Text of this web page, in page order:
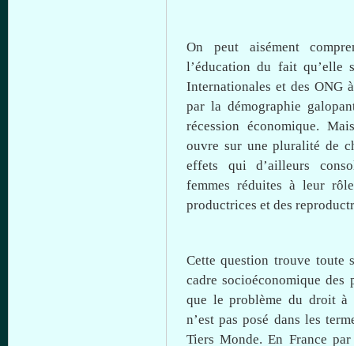
On peut aisément
l’éducation du fait qu’elle
Internationales et des ONG à
par la démographie
récessionéconomique.
ouvre sur une pluralité de
effets qui d’ailleurs
femmes réduitesà leur
productrices et des
Cette question trouve toute
cadresocioéconomique des
que le problème du droit à
n’est pas posé dans les
TiersMonde. En France